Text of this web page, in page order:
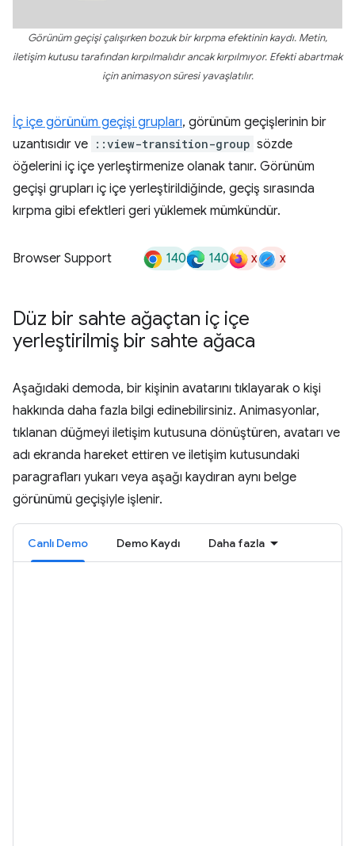
Görünüm geçişi çalışırken bozuk bir kırpma efektinin kaydı. Metin,
iletişim kutusu tarafından kırpılmalıdır ancak kırpılmıyor. Efekti abartmak
için animasyon süresi yavaşlatılır.
İç içe görünüm geçişi grupları, görünüm geçişlerinin bir
uzantısıdır ve ::view-transition-group sözde
öğelerini iç içe yerleştirmenize olanak tanır. Görünüm
geçişi grupları iç içe yerleştirildiğinde, geçiş sırasında
kırpma gibi efektleri geri yüklemek mümkündür.
Browser Support 140 140 x x
Düz bir sahte ağaçtan iç içe
yerleştirilmiş bir sahte ağaca
Aşağıdaki demoda, bir kişinin avatarını tıklayarak o kişi
hakkında daha fazla bilgi edinebilirsiniz. Animasyonlar,
tıklanan düğmeyi iletişim kutusuna dönüştüren, avatarı ve
adı ekranda hareket ettiren ve iletişim kutusundaki
paragrafları yukarı veya aşağı kaydıran aynı belge
görünümü geçişiyle işlenir.
Canlı Demo Demo Kaydı Daha fazla